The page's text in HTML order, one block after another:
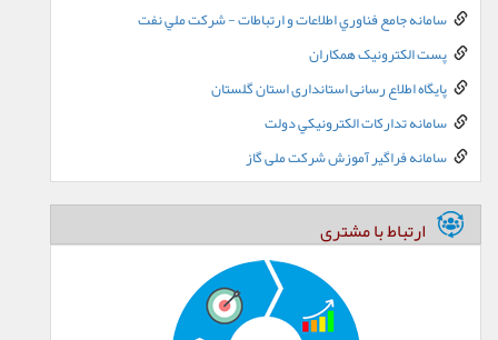
سامانه جامع فناوري اطلاعات و ارتباطات - شرکت ملي نفت
پست الکترونيک همکاران
پایگاه اطلاع رسانی استانداری استان گلستان
سامانه تدارکات الکترونيکي دولت
سامانه فراگیر آموزش شرکت ملی گاز
ارتباط با مشتری